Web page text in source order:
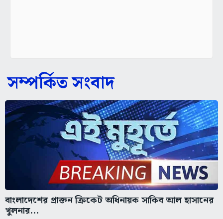
সম্পর্কিত সংবাদ
বাংলাদেশের প্রাক্তন ক্রিকেট অধিনায়ক সাকিব আল হাসানের
খুলনার...